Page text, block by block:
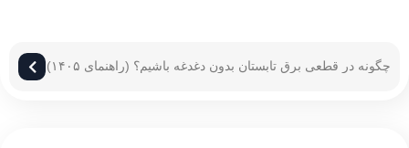
چگونه در قطعی برق تابستان بدون دغدغه باشیم؟ (راهنمای ۱۴۰۵)